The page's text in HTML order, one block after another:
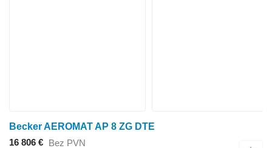
Becker AEROMAT AP 8 ZG DTE
16 806 € Bez PVN